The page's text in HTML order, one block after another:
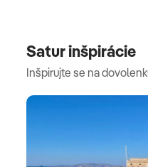
Satur inšpirácie
Inšpirujte se na